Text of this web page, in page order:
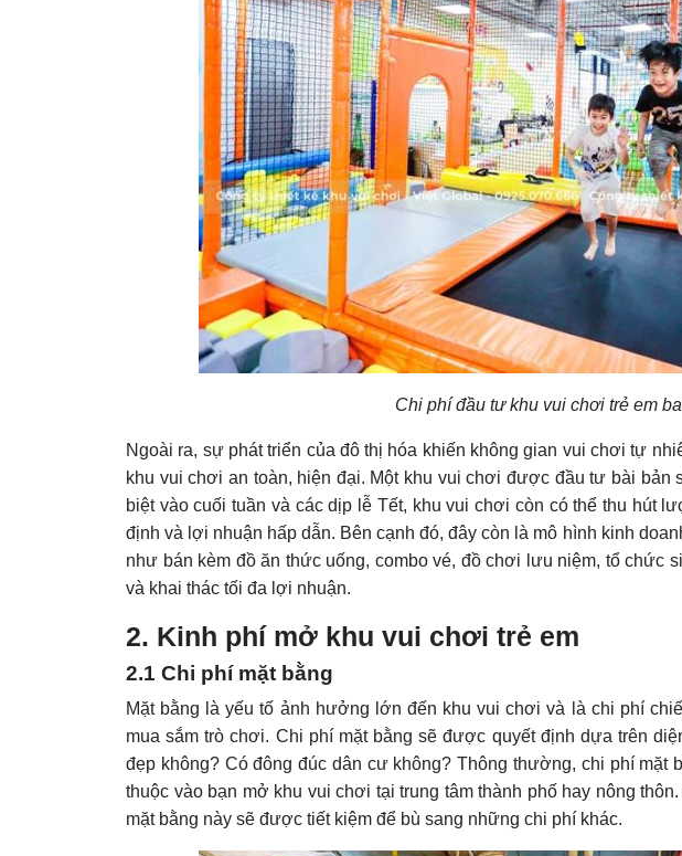
Chi phí đầu tư khu vui chơi trẻ em
Ngoài ra, sự phát triển của đô thị hóa khiến không gian vui chơi tự
khu vui chơi an toàn, hiện đại. Một khu vui chơi được đầu tư bài bản
biệt vào cuối tuần và các dịp lễ Tết, khu vui chơi còn có thể thu hút
định và lợi nhuận hấp dẫn. Bên cạnh đó, đây còn là mô hình kinh
như bán kèm đồ ăn thức uống, combo vé, đồ chơi lưu niệm, tổ chức
và khai thác tối đa lợi nhuận.
2. Kinh phí mở khu vui chơi trẻ em
2.1 Chi phí mặt bằng
Mặt bằng là yếu tố ảnh hưởng lớn đến khu vui chơi và là chi phí
mua sắm trò chơi. Chi phí mặt bằng sẽ được quyết định dựa trên
đẹp không? Có đông đúc dân cư không? Thông thường, chi phí mặt
thuộc vào bạn mở khu vui chơi tại trung tâm thành phố hay nông
mặt bằng này sẽ được tiết kiệm để bù sang những chi phí khác.